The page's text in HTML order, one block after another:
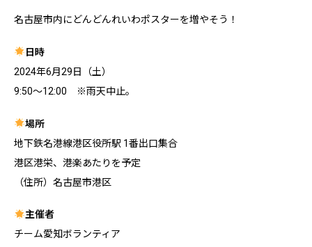
名古屋市内にどんどんれいわポスターを増やそう！
日時
2024年6月29日（土）
9:50〜12:00 ※雨天中止。
場所
地下鉄名港線港区役所駅 1番出口集合
港区港栄、港楽あたりを予定
（住所）名古屋市港区
主催者
チーム愛知ボランティア